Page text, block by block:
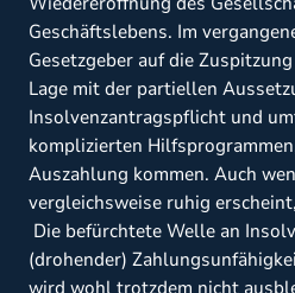
Geschäftslebens. Im
Gesetzgeber auf die
Lage mit der partiellen
Insolvenzantragspflicht und
komplizierten
Auszahlung kommen. Auch
vergleichsweise ruhig
Die befürchtete Welle an
(drohender)